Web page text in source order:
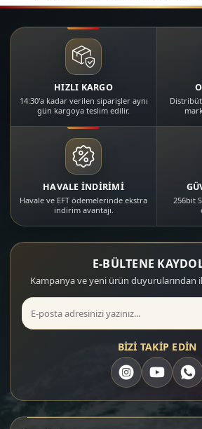
HIZLI KARGO
14:30'a kadar verilen siparişler aynı
gün kargoya teslim edilir.
HAVALE İNDİRİMİ
Havale ve EFT ödemelerinde ekstra
indirim avantajı.
256bit
E-BÜLTENE
Kampanya ve yeni ürün duyurularından
BİZİ TAKİP EDİN